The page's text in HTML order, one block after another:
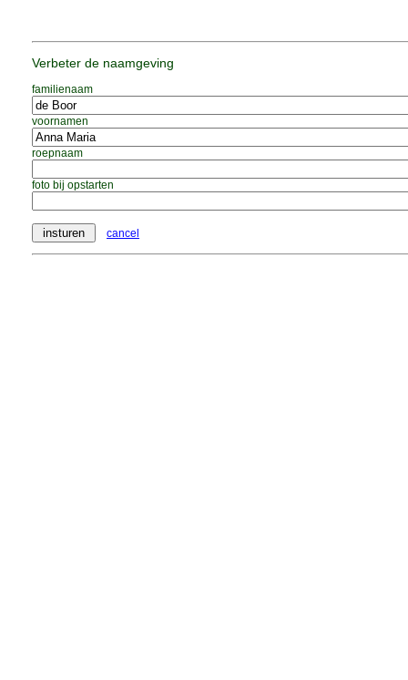
Verbeter de naamgeving
familienaam
voornamen
roepnaam
foto bij opstarten
cancel